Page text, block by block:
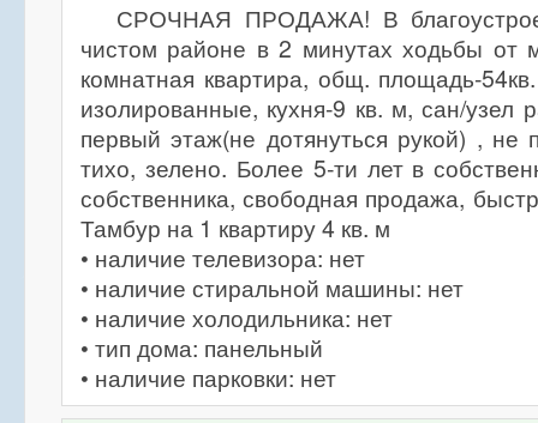
СРОЧНАЯ ПРОДАЖА! В
чистом районе в 2 минутах ходьбы от
комнатная квартира, общ. площадь-
изолированные, кухня-9 кв. м, сан/узел
первый этаж(не дотянуться рукой) , не
тихо, зелено. Более 5-ти лет в
собственника, свободная продажа,
Тамбур на 1 квартиру 4 кв. м
• наличие телевизора: нет
• наличие стиральной машины: нет
• наличие холодильника: нет
• тип дома: панельный
• наличие парковки: нет